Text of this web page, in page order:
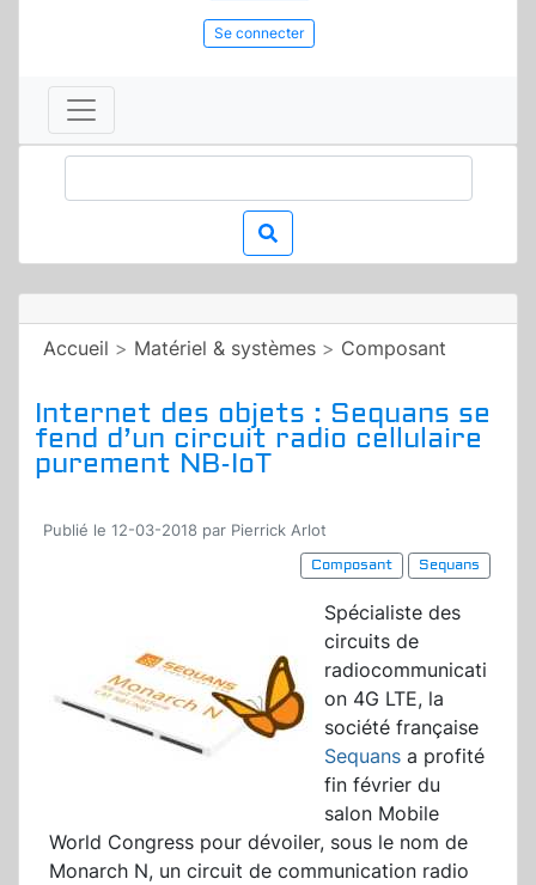
Se connecter
Accueil > Matériel & systèmes > Composant
Internet des objets : Sequans se
fend d’un circuit radio cellulaire
purement NB-IoT
Publié le 12-03-2018 par Pierrick Arlot
Composant
Sequans
Spécialiste des
circuits de
radiocommunicati
on 4G LTE, la
société française
Sequans a profité
fin février du
salon Mobile
World Congress pour dévoiler, sous le nom de
Monarch N, un circuit de communication radio